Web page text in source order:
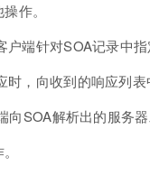
作。
端针对SOA记录中
，向收到的响应列
SOA解析出的服务器